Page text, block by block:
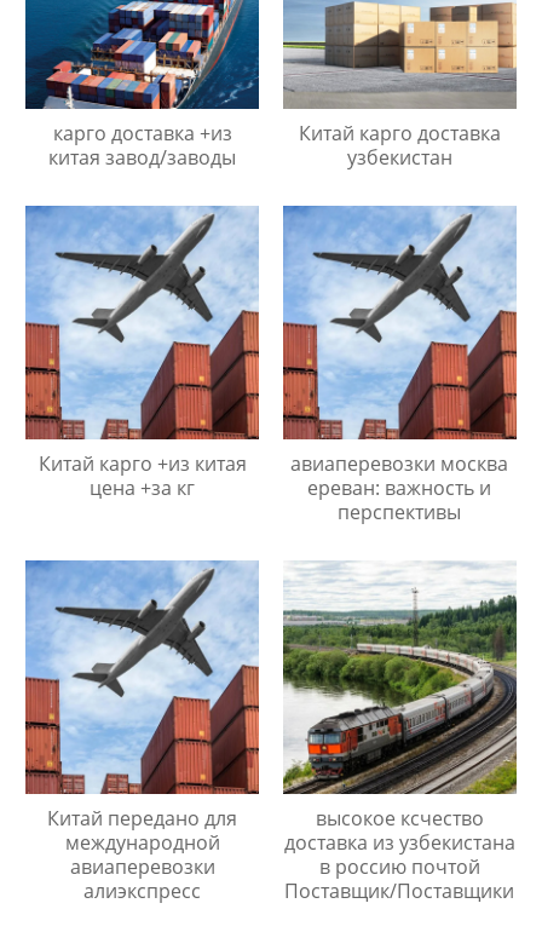
карго доставка +из
китая завод/заводы
Китай карго доставка
узбекистан
Китай карго +из китая
цена +за кг
авиаперевозки москва
ереван: важность и
перспективы
Китай передано для
международной
авиаперевозки
алиэкспресс
высокое ксчество
доставка из узбекистана
в россию почтой
Поставщик/Поставщики